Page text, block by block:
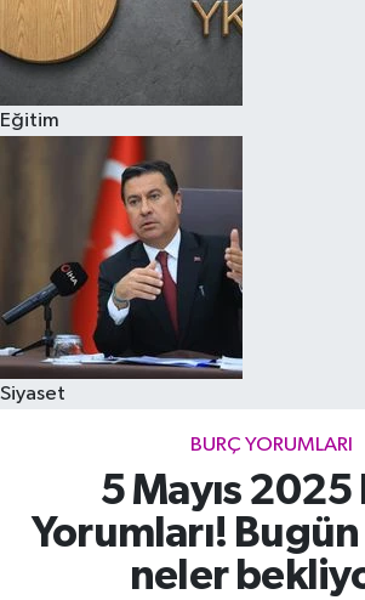
Eğitim
Siyaset
BURÇ YORUMLARI
5 Mayıs 2025
Yorumları!
neler